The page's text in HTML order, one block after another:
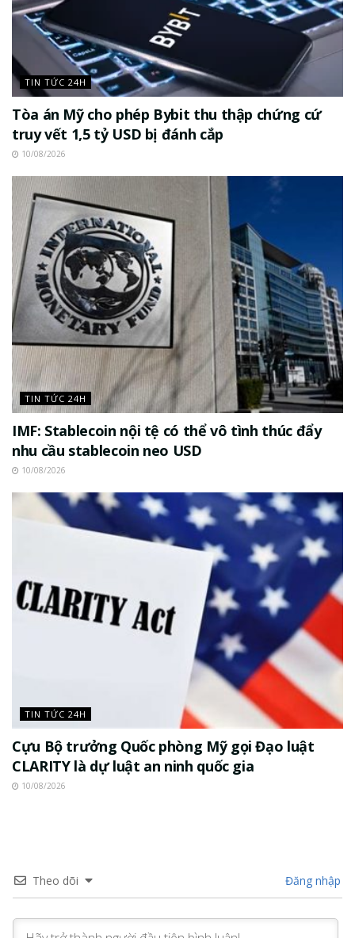
TIN TỨC 24H
Tòa án Mỹ cho phép Bybit thu thập chứng cứ
truy vết 1,5 tỷ USD bị đánh cắp
10/08/2026
TIN TỨC 24H
IMF: Stablecoin nội tệ có thể vô tình thúc đẩy
nhu cầu stablecoin neo USD
10/08/2026
TIN TỨC 24H
Cựu Bộ trưởng Quốc phòng Mỹ gọi Đạo luật
CLARITY là dự luật an ninh quốc gia
10/08/2026
Theo dõi Đăng nhập